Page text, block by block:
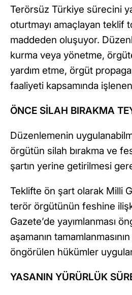
Terörsüz Türkiye sürecini
oturtmayı amaçlayan teklif
maddeden oluşuyor.
kurma veya yönetme,
yardım etme, örgüt
faaliyeti kapsamında
ÖNCE SİLAH BIRAKMA
Düzenlemenin
örgütün silah bırakma ve
şartın yerine getirilmesi
Teklifte ön şart olarak Milli
terör örgütünün feshine
Gazete’de yayımlanması
aşamanın
öngörülen hükümler
YASANIN YÜRÜRLÜK